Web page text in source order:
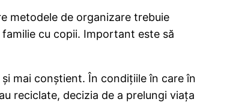
metodele de organizare trebuie
cu copii. Important este să
mai conștient. În condițiile în care în
reciclate, decizia de a prelungi viața